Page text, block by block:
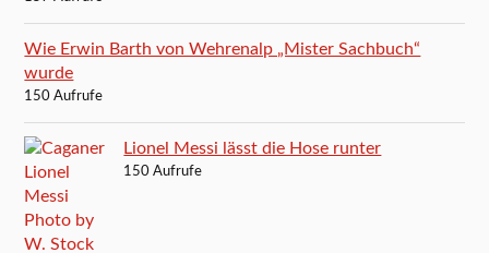
Wie Erwin Barth von Wehrenalp „Mister Sachbuch“
wurde
150 Aufrufe
Lionel Messi lässt die Hose runter
150 Aufrufe